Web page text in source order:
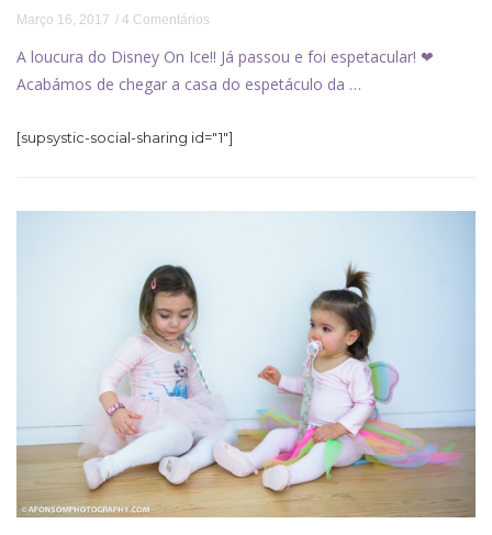
Março 16, 2017 4 Comentários
A loucura do Disney On Ice!! Já passou e foi espetacular! ❤
Acabámos de chegar a casa do espetáculo da …
[supsystic-social-sharing id="1"]